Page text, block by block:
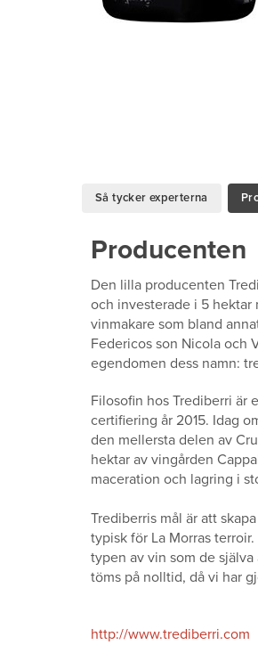
Så tycker experterna
Producenten
Den lilla producenten
och investerade i 5 hektar
vinmakare som bland
Federicos son Nicola och
egendomen dess namn:
Filosofin hos Trediberri är
certifiering år 2015. Idag
den mellersta delen av
hektar av vingården
maceration och lagring i
Trediberris mål är att
typisk för La Morras
typen av vin som de
töms på nolltid, då vi har
http://www.trediberri.com